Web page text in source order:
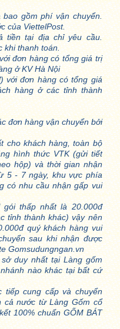
gồm phí vận chuyển.
của ViettelPost.
tiền tại địa chỉ yêu cầu.
khi thanh toán.
đơn hàng có tổng giá trị
ở KV Hà Nội
với đơn hàng có tổng giá
hàng ở các tỉnh thành
đơn hàng vận chuyển bởi
cho khách hàng, toàn bộ
hình thức VTK (gửi tiết
hộp) và thời gian nhận
5 - 7 ngày, khu vực phía
có nhu cầu nhận gấp vui
gói thấp nhất là 20.000đ
tỉnh thành khác) vậy nên
quý khách hàng vui
sau khi nhận được
Gomsudungngan.vn
duy nhất tại Làng gốm
nào khác tại bất cứ
tiếp cung cấp và chuyển
cả nước từ Làng Gốm cổ
100% chuẩn GỐM BÁT